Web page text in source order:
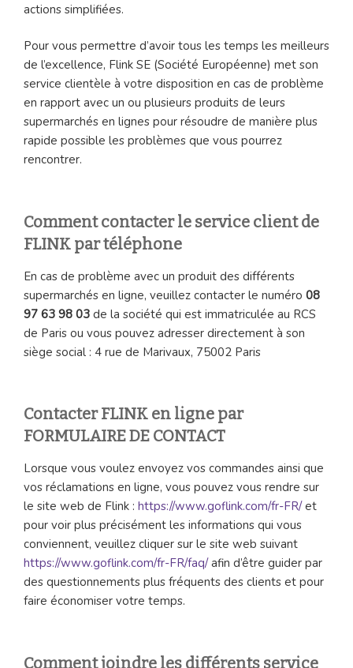
actions simplifiées.
Pour vous permettre d’avoir tous les temps les meilleurs
de l’excellence, Flink SE (Société Européenne) met son
service clientèle à votre disposition en cas de problème
en rapport avec un ou plusieurs produits de leurs
supermarchés en lignes pour résoudre de manière plus
rapide possible les problèmes que vous pourrez
rencontrer.
Comment contacter le service client de
FLINK par téléphone
En cas de problème avec un produit des différents
supermarchés en ligne, veuillez contacter le numéro 08
97 63 98 03 de la société qui est immatriculée au RCS
de Paris ou vous pouvez adresser directement à son
siège social : 4 rue de Marivaux, 75002 Paris
Contacter FLINK en ligne par
FORMULAIRE DE CONTACT
Lorsque vous voulez envoyez vos commandes ainsi que
vos réclamations en ligne, vous pouvez vous rendre sur
le site web de Flink : https://www.goflink.com/fr-FR/et
pour voir plus précisément les informations qui vous
conviennent, veuillez cliquer sur le site web suivant
https://www.goflink.com/fr-FR/faq/afin d’être guider par
des questionnements plus fréquents des clients et pour
faire économiser votre temps.
Comment joindre les différents service